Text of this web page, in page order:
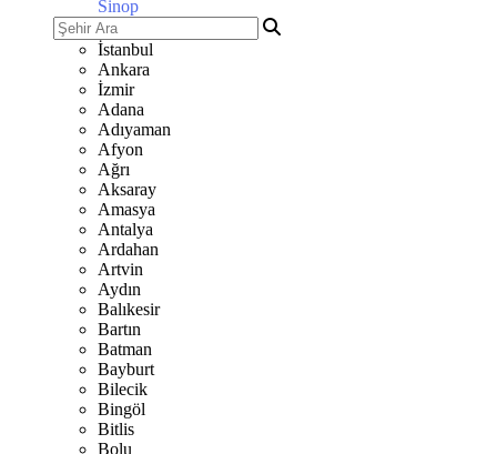
Sinop
İstanbul
Ankara
İzmir
Adana
Adıyaman
Afyon
Ağrı
Aksaray
Amasya
Antalya
Ardahan
Artvin
Aydın
Balıkesir
Bartın
Batman
Bayburt
Bilecik
Bingöl
Bitlis
Bolu